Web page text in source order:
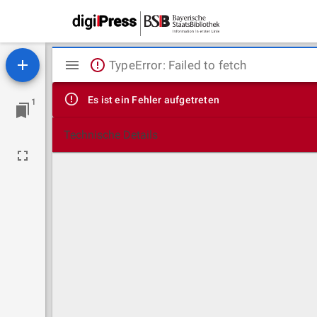
1
Mirador
Viewer
TypeError: Failed to fetch
Es ist ein Fehler aufgetreten
Technische Details